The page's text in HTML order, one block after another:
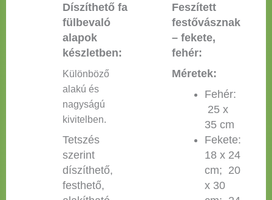
Díszíthető fa
fülbevaló
alapok
készletben:
Különböző
alakú és
nagyságú
kivitelben.
Tetszés
szerint
díszíthető,
festhető,
Feszített
festővásznak
– fekete,
fehér:
Méretek:
Fehér:
25 x
35 cm
Fekete:
18 x 24
cm; 20
x 30